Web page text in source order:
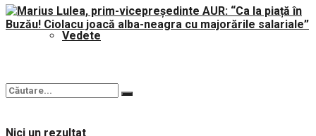
Vedete
Nici un rezultat